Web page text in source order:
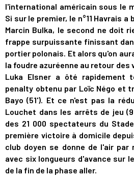
l'international américain sous le
Si sur le premier, le n°11 Havrais
Marcin Bulka, le second ne doit
frappe surpuissante finissant
portier polonais. Et alors qu'on
la foudre azuréenne au retour
Luka Elsner a ôté rapidement
penalty obtenu par Loïc Négo et
Bayo (51'). Et ce n'est pas la
Louchet dans les arrêts de jeu
des 21 000 spectateurs du
première victoire à domicile
club doyen se donne de l'air par
avec six longueurs d'avance sur
de la fin de la phase aller.